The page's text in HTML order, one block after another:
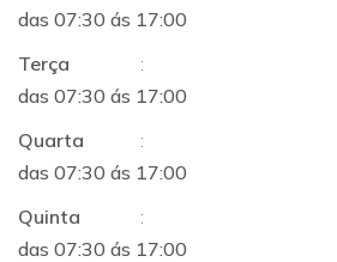
das 07:30 ás 17:00
Terça
:
das 07:30 ás 17:00
Quarta
:
das 07:30 ás 17:00
Quinta
:
das 07:30 ás 17:00